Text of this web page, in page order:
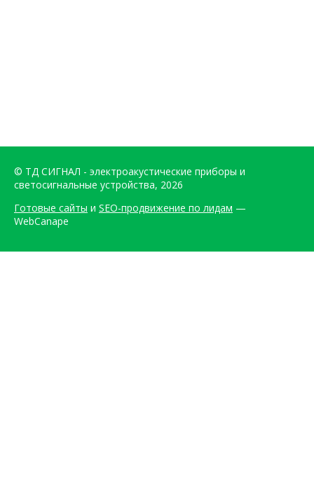
© ТД СИГНАЛ - электроакустические приборы и
светосигнальные устройства, 2026
Готовые сайты и SEO-продвижение по лидам —
WebCanape